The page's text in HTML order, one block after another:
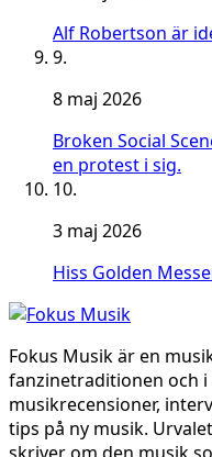
Alf Robertson är
9.
8 maj 2026
Broken Social
en protest i sig.
10.
3 maj 2026
Hiss Golden
Fokus Musik är en
fanzinetraditionen och
musikrecensioner,
tips på ny musik.